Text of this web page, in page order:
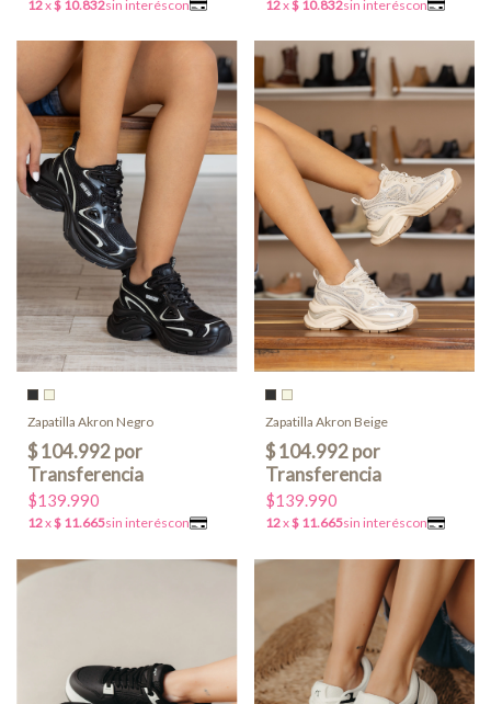
Zapatilla Akron Negro
$139.990
Zapatilla Akron Beige
$139.990